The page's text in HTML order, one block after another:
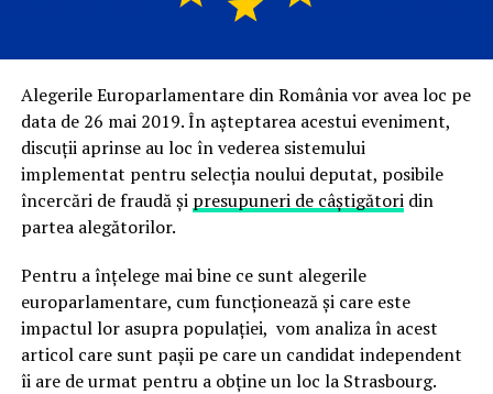
Alegerile Europarlamentare din România vor avea loc pe
data de 26 mai 2019. În așteptarea acestui eveniment,
discuții aprinse au loc în vederea sistemului
implementat pentru selecția noului deputat, posibile
încercări de fraudă și presupuneri de câștigătoridin
partea alegătorilor.
Pentru a înțelege mai bine ce sunt alegerile
europarlamentare, cum funcționează și care este
impactul lor asupra populației, vom analiza în acest
articol care sunt pașii pe care un candidat independent
îi are de urmat pentru a obține un loc la Strasbourg.